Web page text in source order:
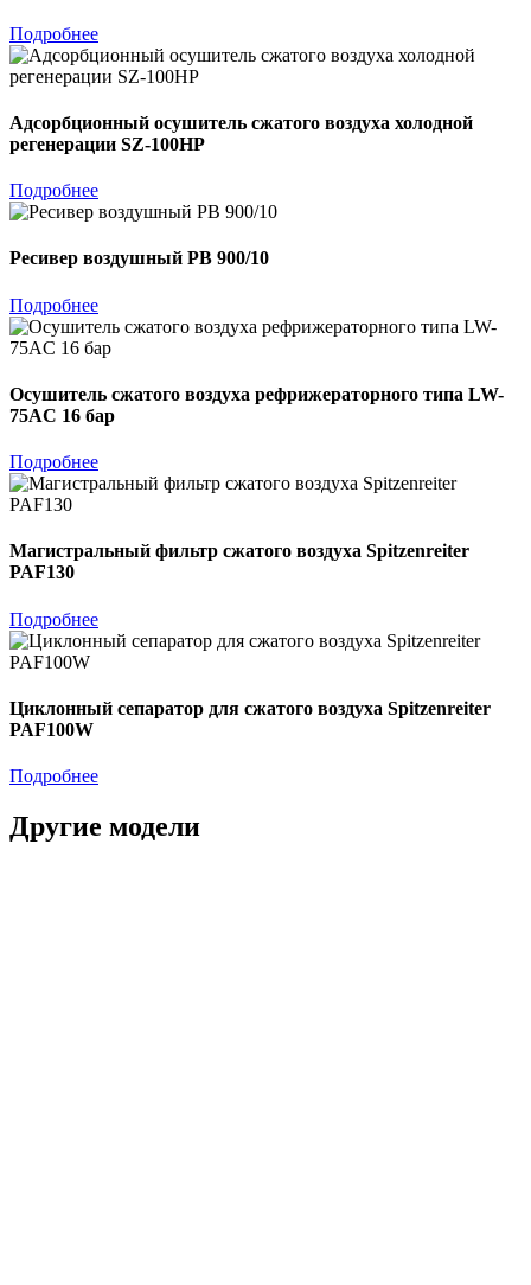
Подробнее
Адсорбционный осушитель сжатого воздуха холодной
регенерации SZ-100HP
Подробнее
Ресивер воздушный РВ 900/10
Подробнее
Осушитель сжатого воздуха рефрижераторного типа LW-
75AC 16 бар
Подробнее
Магистральный фильтр сжатого воздуха Spitzenreiter
PAF130
Подробнее
Циклонный сепаратор для сжатого воздуха Spitzenreiter
PAF100W
Подробнее
Другие модели